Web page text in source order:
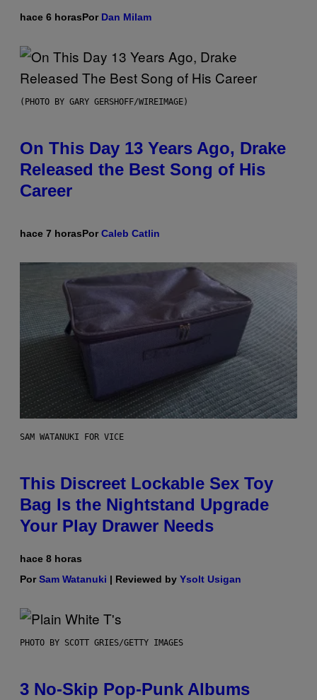
hace 6 horasPor Dan Milam
(PHOTO BY GARY GERSHOFF/WIREIMAGE)
On This Day 13 Years Ago, Drake
Released the Best Song of His
Career
hace 7 horasPorCaleb Catlin
SAM WATANUKI FOR VICE
This Discreet Lockable Sex Toy
Bag Is the Nightstand Upgrade
Your Play Drawer Needs
hace 8 horas
PorSam Watanuki | Reviewed by Ysolt Usigan
PHOTO BY SCOTT GRIES/GETTY IMAGES
3 No-Skip Pop-Punk Albums